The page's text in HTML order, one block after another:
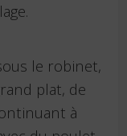
le robinet,
plat, de
à